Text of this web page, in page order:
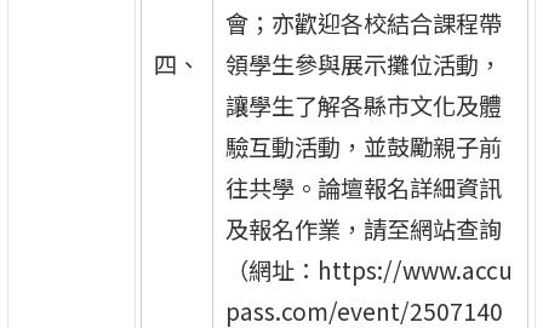
四、
會；亦歡迎各校結合課程帶
領學生參與展示攤位活動，
讓學生了解各縣市文化及體
驗互動活動，並鼓勵親子前
往共學。論壇報名詳細資訊
及報名作業，請至網站查詢
（網址：https://www.accu
pass.com/event/2507140